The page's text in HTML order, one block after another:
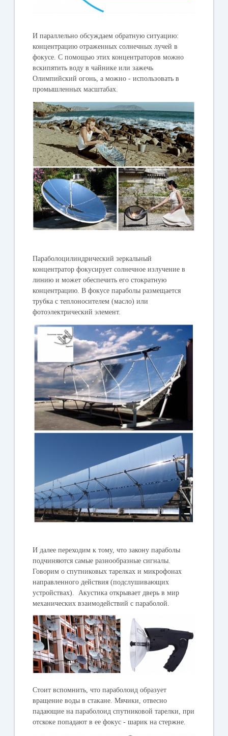
И параллельно обсуждаем обратную ситуацию:
концентрацию отраженных солнечных лучей в
фокусе. С помощью этих концентраторов можно
вскипятить воду в чайнике или зажечь
Олимпийский огонь, а можно - использовать в
промышленных масштабах.
Параболоцилиндрический зеркальный
концентратор фокусирует солнечное излучение в
линию и может обеспечить его стократную
концентрацию. В фокусе параболы размещается
трубка с теплоносителем (масло) или
фотоэлектрический элемент.
И далее переходим к тому, что закону параболы
подчиняются самые разнообразные сигналы.
Говорим о спутниковых тарелках и микрофонах
направленного действия (подслушивающих
устройствах). Акустика открывает дверь в мир
механических взаимодействий с параболой.
Стоит вспомнить, что параболоид образует
вращение воды в стакане. Мячики, отвесно
падающие на параболоид спутниковой тарелки, при
отскоке попадают в ее фокус - шарик на стержне.